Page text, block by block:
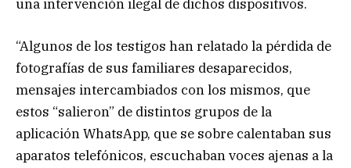
una intervención ilegal de dichos dispositivos.
“Algunos de los testigos han relatado la pérdida de
fotografías de sus familiares desaparecidos,
mensajes intercambiados con los mismos, que
estos “salieron” de distintos grupos de la
aplicación WhatsApp, que se sobre calentaban sus
aparatos telefónicos, escuchaban voces ajenas a la